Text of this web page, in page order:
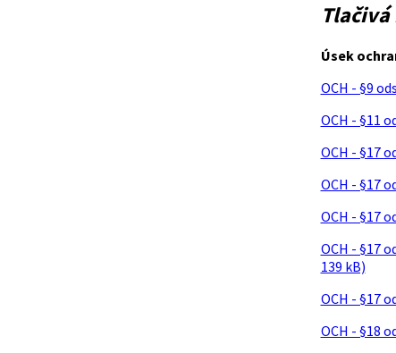
Úsek
OCH - §9
OCH - §11
OCH - §17
OCH - §17
OCH - §17
OCH - §17
139 kB)
OCH - §17
OCH - §18